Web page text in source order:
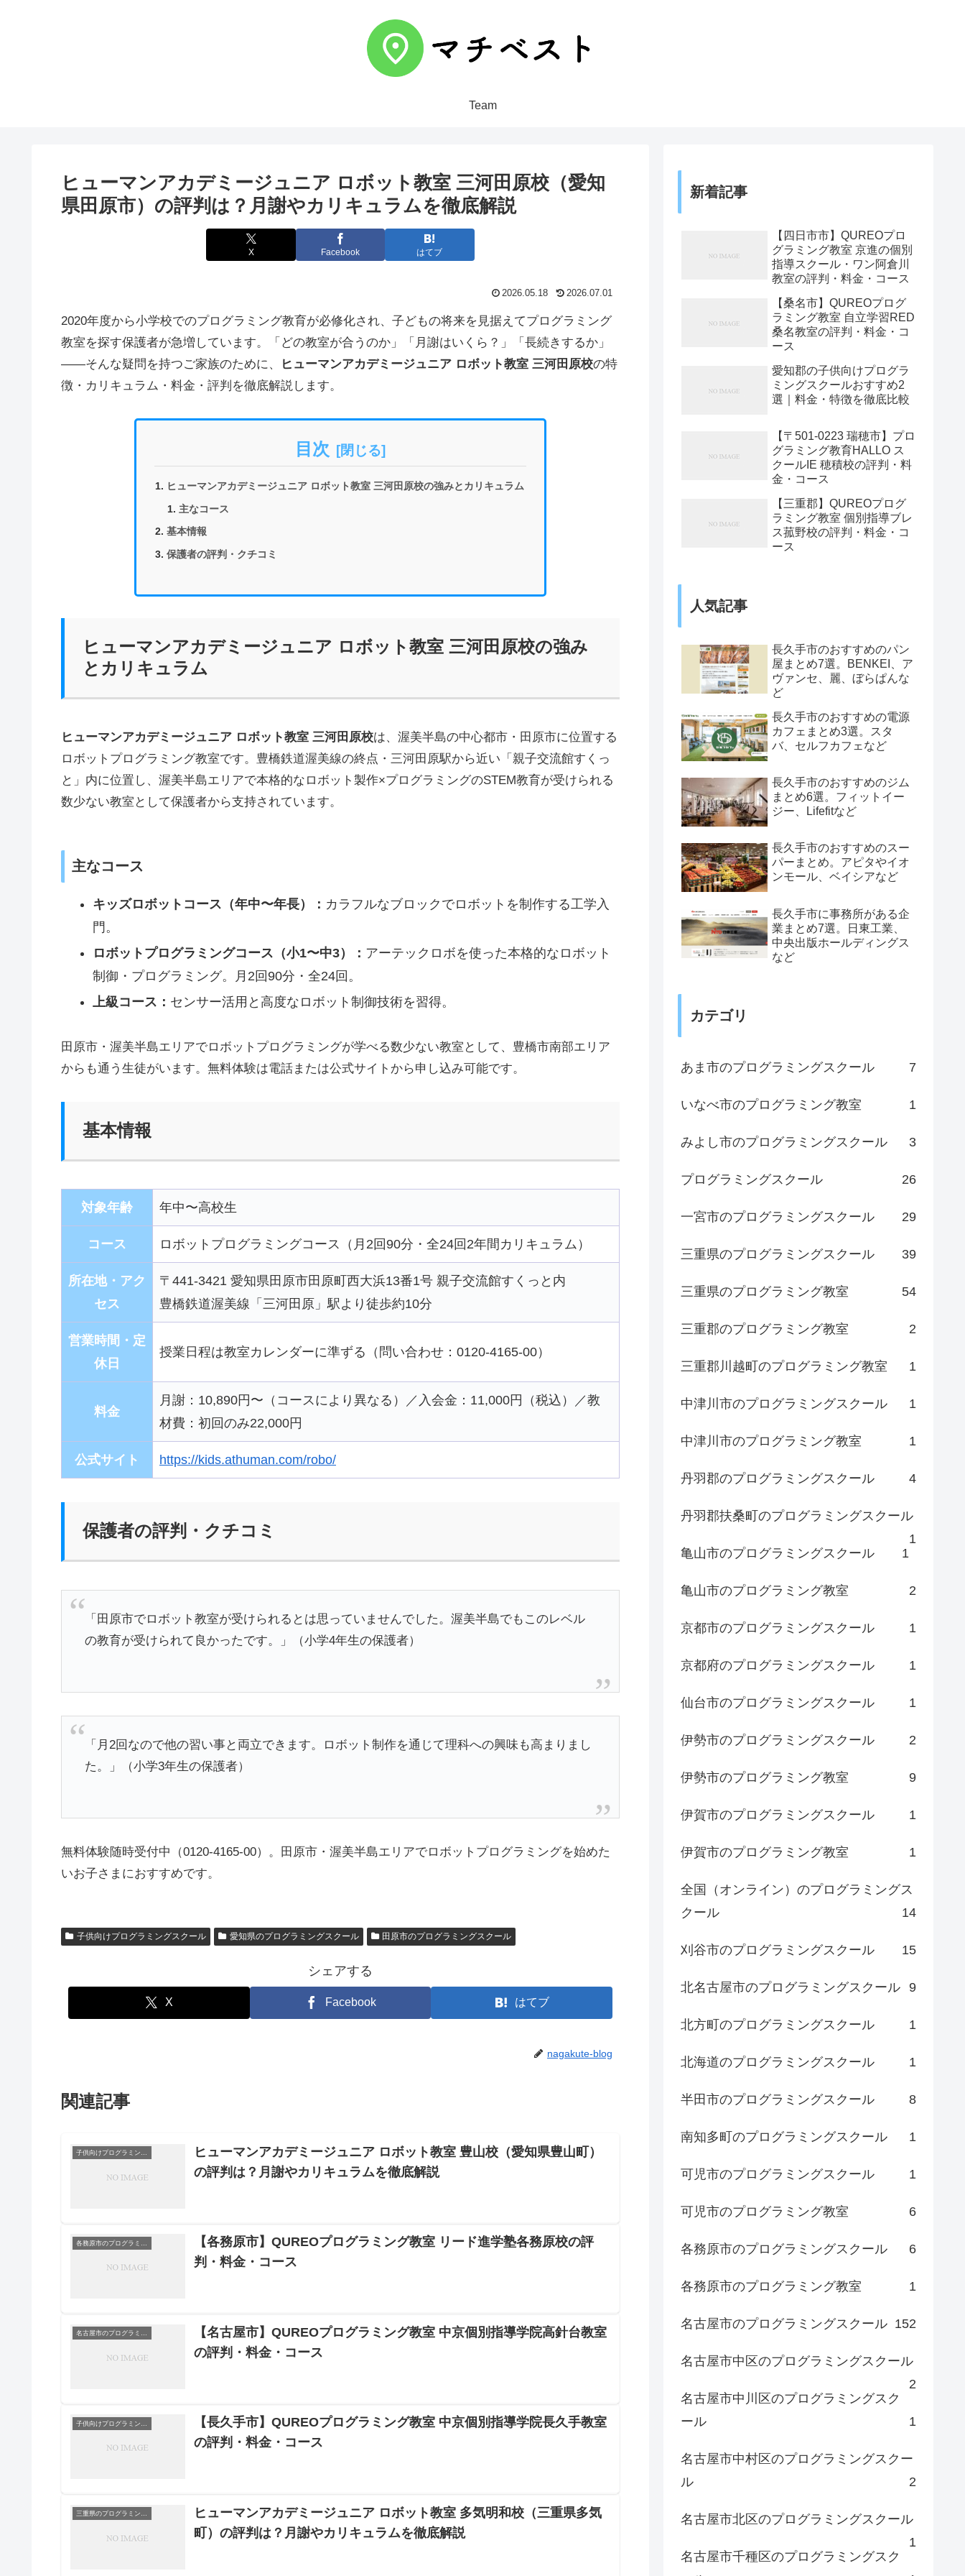
Team
ヒューマンアカデミージュニア ロボット教室 三河田原校（愛知
県田原市）の評判は？月謝やカリキュラムを徹底解説
X Facebook はてブ
2026.05.18 2026.07.01
2020年度から小学校でのプログラミング教育が必修化され、子どもの将来を見据えてプログラミング
教室を探す保護者が急増しています。「どの教室が合うのか」「月謝はいくら？」「長続きするか」
——そんな疑問を持つご家族のために、
ヒューマンアカデミージュニア ロボット教室 三河田原校の特
徴・カリキュラム・料金・評判を徹底解説します。
目次
ヒューマンアカデミージュニア ロボット教室 三河田原校の強みとカリキュラム
主なコース
基本情報
保護者の評判・クチコミ
ヒューマンアカデミージュニア ロボット教室 三河田原校の強み
とカリキュラム
ヒューマンアカデミージュニア ロボット教室 三河田原校は、渥美半島の中心都市・田原市に位置する
ロボットプログラミング教室です。豊橋鉄道渥美線の終点・三河田原駅から近い「親子交流館すくっ
と」内に位置し、渥美半島エリアで本格的なロボット製作×プログラミングのSTEM教育が受けられる
数少ない教室として保護者から支持されています。
主なコース
キッズロボットコース（年中〜年長）： カラフルなブロックでロボットを制作する工学入
門。
ロボットプログラミングコース（小1〜中3）： アーテックロボを使った本格的なロボット
制御・プログラミング。月2回90分・全24回。
上級コース： センサー活用と高度なロボット制御技術を習得。
田原市・渥美半島エリアでロボットプログラミングが学べる数少ない教室として、豊橋市南部エリア
からも通う生徒がいます。無料体験は電話または公式サイトから申し込み可能です。
基本情報
対象年齢 年中〜高校生
コース ロボットプログラミングコース（月2回90分・全24回2年間カリキュラム）
所在地・アク
セス
〒441-3421 愛知県田原市田原町西大浜13番1号 親子交流館すくっと内
豊橋鉄道渥美線「三河田原」駅より徒歩約10分
営業時間・定
休日
授業日程は教室カレンダーに準ずる（問い合わせ：0120-4165-00）
料金
月謝：10,890円〜（コースにより異なる）／入会金：11,000円（税込）／教
材費：初回のみ22,000円
公式サイト https://kids.athuman.com/robo/
保護者の評判・クチコミ
「田原市でロボット教室が受けられるとは思っていませんでした。渥美半島でもこのレベル
の教育が受けられて良かったです。」（小学4年生の保護者）
「月2回なので他の習い事と両立できます。ロボット制作を通じて理科への興味も高まりまし
た。」（小学3年生の保護者）
無料体験随時受付中（0120-4165-00）。田原市・渥美半島エリアでロボットプログラミングを始めた
いお子さまにおすすめです。
子供向けプログラミングスクール 愛知県のプログラミングスクール 田原市のプログラミングスクール
シェアする
X Facebook はてブ
nagakute-blog
関連記事
子供向けプログラミングスクール
ヒューマンアカデミージュニア ロボット教室 豊山校（愛知県豊山町）
の評判は？月謝やカリキュラムを徹底解説
【各務原市】QUREOプログラミング教室 リード進学塾各務原校の評
判・料金・コース
名古屋市のプログラミングスクール
【名古屋市】QUREOプログラミング教室 中京個別指導学院高針台教室
の評判・料金・コース
【長久手市】QUREOプログラミング教室 中京個別指導学院長久手教室
の評判・料金・コース
三重県のプログラミングスクール
ヒューマンアカデミージュニア ロボット教室 多気明和校（三重県多気
町）の評判は？月謝やカリキュラムを徹底解説
新着記事
【四日市市】QUREOプロ
グラミング教室 京進の個別
指導スクール・ワン阿倉川
教室の評判・料金・コース
【桑名市】QUREOプログ
ラミング教室 自立学習RED
桑名教室の評判・料金・コ
ース
愛知郡の子供向けプログラ
ミングスクールおすすめ2
選｜料金・特徴を徹底比較
【〒501-0223 瑞穂市】プロ
グラミング教育HALLO ス
クールIE 穂積校の評判・料
金・コース
【三重郡】QUREOプログ
ラミング教室 個別指導ブレ
ス菰野校の評判・料金・コ
ース
人気記事
長久手市のおすすめのパン
屋まとめ7選。BENKEI、ア
ヴァンセ、麗、ぼらぱんな
ど
長久手市のおすすめの電源
カフェまとめ3選。スタ
バ、セルフカフェなど
長久手市のおすすめのジム
まとめ6選。フィットイー
ジー、Lifefitなど
長久手市のおすすめのスー
パーまとめ。アピタやイオ
ンモール、ベイシアなど
長久手市に事務所がある企
業まとめ7選。日東工業、
中央出版ホールディングス
など
カテゴリ
あま市のプログラミングスクール 7
いなべ市のプログラミング教室 1
みよし市のプログラミングスクール 3
プログラミングスクール 26
一宮市のプログラミングスクール 29
三重県のプログラミングスクール 39
三重県のプログラミング教室 54
三重郡のプログラミング教室 2
三重郡川越町のプログラミング教室 1
中津川市のプログラミングスクール 1
中津川市のプログラミング教室 1
丹羽郡のプログラミングスクール 4
丹羽郡扶桑町のプログラミングスクール
1
亀山市のプログラミングスクール
1
亀山市のプログラミング教室 2
京都市のプログラミングスクール 1
京都府のプログラミングスクール 1
仙台市のプログラミングスクール 1
伊勢市のプログラミングスクール 2
伊勢市のプログラミング教室 9
伊賀市のプログラミングスクール 1
伊賀市のプログラミング教室 1
全国（オンライン）のプログラミングス
クール
14
刈谷市のプログラミングスクール 15
北名古屋市のプログラミングスクール 9
北方町のプログラミングスクール 1
北海道のプログラミングスクール 1
半田市のプログラミングスクール 8
南知多町のプログラミングスクール 1
可児市のプログラミングスクール 1
可児市のプログラミング教室 6
各務原市のプログラミングスクール 6
各務原市のプログラミング教室 1
名古屋市のプログラミングスクール 152
名古屋市中区のプログラミングスクール
2
名古屋市中川区のプログラミングスク
ール
1
名古屋市中村区のプログラミングスクー
ル
2
名古屋市北区のプログラミングスクール
1
名古屋市千種区のプログラミングスク